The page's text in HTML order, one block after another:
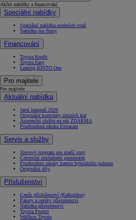
Akční nabídky a financování
Speciální nabídky
Speciální nabídka osobních vozů
Nabídka pro firmy
Financování
Toyota Kredit
Toyota Easy
Leasing KINTO One
Pro majitele
Pro majitele
Aktuální nabídka
Jarní kampaň 2026
Originální komplety zimních kol
Asistenční služba na rok ZDARMA
Prodloužená záruka Extracare
Servis a služby
Slevový program pro starší vozy
Celoroční uskladnění pneumatik
Prodloužení záruky baterie hybridního pohonu
Originální díly
Příslušenství
Ceník příslušenství (Kalkulátor)
Pakety a ceníky příslušenství
Nabídka příslušenství
Toyota Protect
Wallbox Toyota